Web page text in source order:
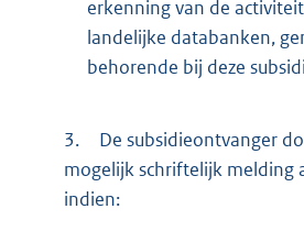
erkenning van de
landelijke databanken,
behorende bij deze
3.
De subsidieontvanger
mogelijk schriftelijk melding
indien: